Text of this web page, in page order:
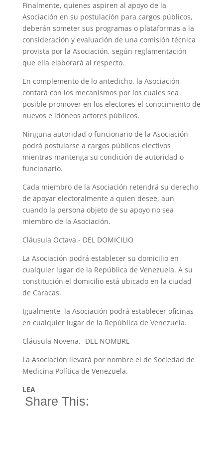
Finalmente, quienes aspiren al apoyo de la
Asociación en su postulación para cargos públicos,
deberán someter sus programas o plataformas a la
consideración y evaluación de una comisión técnica
provista por la Asociación, según reglamentación
que ella elaborará al respecto.
En complemento de lo antedicho, la Asociación
contará con los mecanismos por los cuales sea
posible promover en los electores el conocimiento de
nuevos e idóneos actores públicos.
Ninguna autoridad o funcionario de la Asociación
podrá postularse a cargos públicos electivos
mientras mantenga su condición de autoridad o
funcionario.
Cada miembro de la Asociación retendrá su derecho
de apoyar electoralmente a quien desee, aun
cuando la persona objeto de su apoyo no sea
miembro de la Asociación.
Cláusula Octava.- DEL DOMICILIO
La Asociación podrá establecer su domicilio en
cualquier lugar de la República de Venezuela. A su
constitución el domicilio está ubicado en la ciudad
de Caracas.
Igualmente, la Asociación podrá establecer oficinas
en cualquier lugar de la República de Venezuela.
Cláusula Novena.- DEL NOMBRE
La Asociación llevará por nombre el de Sociedad de
Medicina Política de Venezuela.
LEA
Share This: